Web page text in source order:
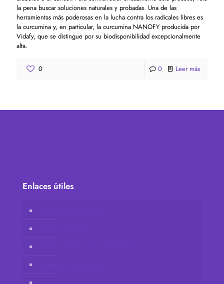
la pena buscar soluciones naturales y probadas. Una de las
herramientas más poderosas en la lucha contra los radicales libres es
la curcumina y, en particular, la curcumina NANOFY producida por
Vidafy, que se distingue por su biodisponibilidad excepcionalmente
alta.
0 0 Leer más
Enlaces útiles